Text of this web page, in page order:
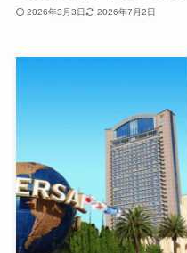
2026年3月3日 2026年7月2日